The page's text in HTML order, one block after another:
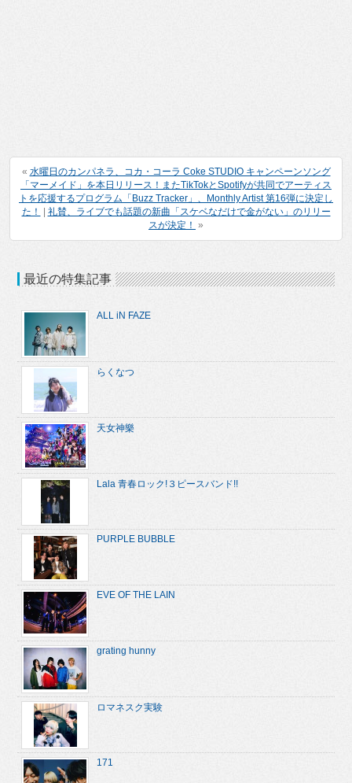
« 水曜日のカンパネラ、コカ・コーラ Coke STUDIO キャンペーンソング
「マーメイド」を本日リリース！またTikTokとSpotifyが共同でアーティス
トを応援するプログラム「Buzz Tracker」、Monthly Artist 第16弾に決定し
た！
| 礼賛、ライブでも話題の新曲「スケベなだけで金がない」のリリー
スが決定！ »
最近の特集記事
ALL iN FAZE
らくなつ
天女神樂
Lala 青春ロック!３ピースバンド!!
PURPLE BUBBLE
EVE OF THE LAIN
grating hunny
ロマネスク実験
171